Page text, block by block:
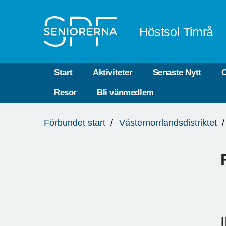
Höstsol Timrå
Start Aktiviteter Senaste Nytt
Resor Bli vänmedlem
är
Förbundet start Västernorrlandsdistriktet